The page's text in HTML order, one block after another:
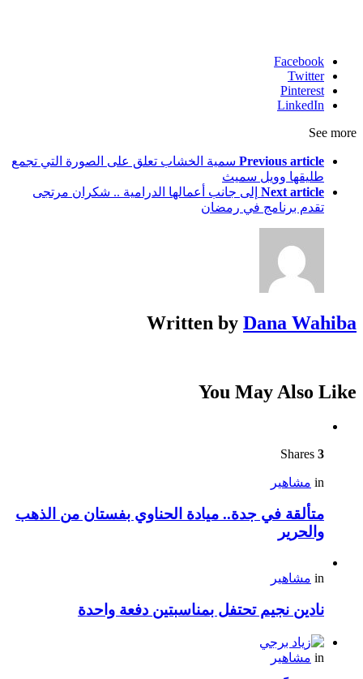
Facebook
Twitter
Pinterest
LinkedIn
See more
Previous article سمية الخشاب تعلق على الصورة التي تجمع
طليقها وويل سميث
Next article إلى جانب أعمالها الدرامية .. شكران مرتجى
تقدم برنامج في رمضان
Written by Dana Wahiba
You May Also Like
3
in مشاهير
متألقة في جدة.. ميادة الحناوي بفستان من الذهب
والحرير
in مشاهير
نادين نجيم تحتفل بمناسبتين دفعة واحدة
in مشاهير